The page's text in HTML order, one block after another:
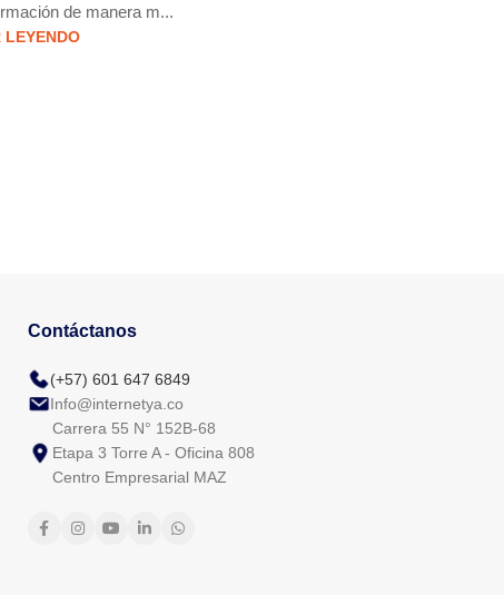
de manera m...
LEYENDO
Contáctanos
(+57) 601 647 6849
Info@internetya.co
Carrera 55 N° 152B-68
Etapa 3 Torre A - Oficina 808
Centro Empresarial MAZ